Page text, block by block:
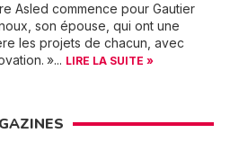
Asled commence pour Gautier
son épouse, qui ont une
les projets de chacun, avec
»... LIRE LA SUITE »